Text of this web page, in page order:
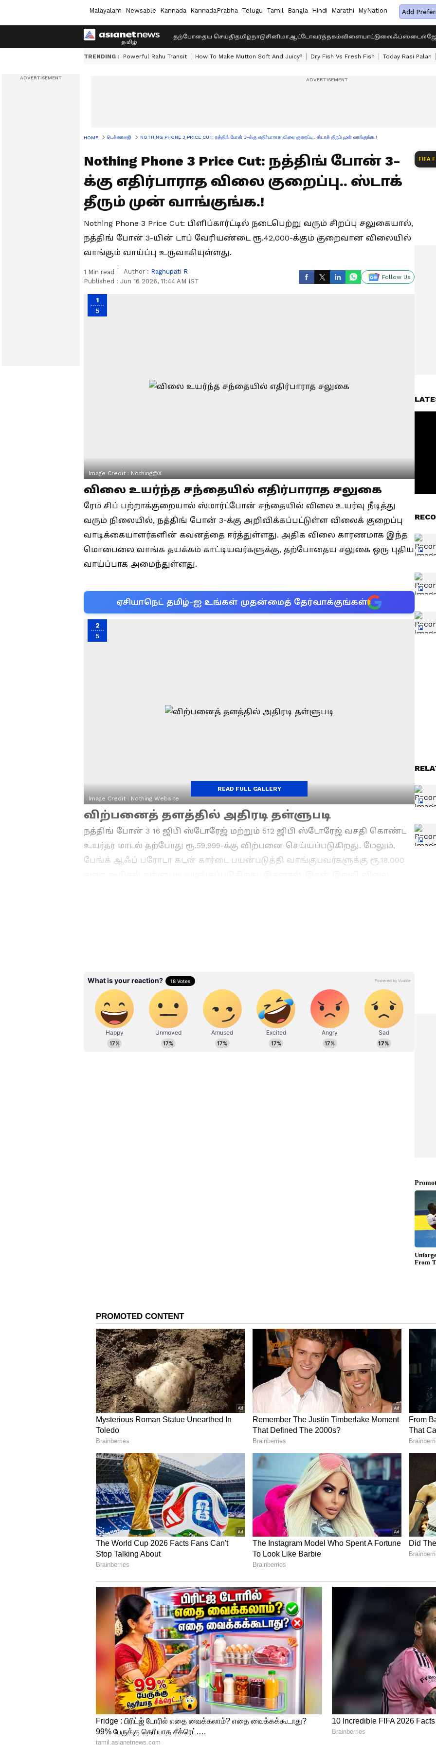
Malayalam Newsable Kannada KannadaPrabha Telugu Tamil Bangla Hindi Marathi MyNation Add
தற்போதைய செய்திதமிழ்நாடுசினிமாஆட்டோவர்த்தகம்விளையாட்டுலைஃப்ஸ்டைல்
TRENDING : Powerful Rahu Transit How To Make Mutton Soft And Juicy? Dry Fish Vs Fresh Fish Today Rasi Palan
HOME டெக்னாலஜி NOTHING PHONE 3 PRICE CUT: நத்திங் போன் 3-க்கு எதிர்பாராத விலை குறைப்பு.. ஸ்டாக் தீரும் முன் வாங்குங்க.!
Nothing Phone 3 Price Cut: நத்திங் போன் 3-
க்கு எதிர்பாராத விலை குறைப்பு.. ஸ்டாக்
தீரும் முன் வாங்குங்க.!
Nothing Phone 3 Price Cut: பிளிப்கார்ட்டில் நடைபெற்று வரும் சிறப்பு சலுகையால்,
நத்திங் போன் 3-யின் டாப் வேரியண்டை ரூ.42,000-க்கும் குறைவான விலையில்
வாங்கும் வாய்ப்பு உருவாகியுள்ளது.
1 Min read Author : Raghupati R
Published : Jun 16 2026, 11:44 AM IST
Follow Us
1
5
Image Credit :Nothing@X
விலை உயர்ந்த சந்தையில் எதிர்பாராத சலுகை
ரேம் சிப் பற்றாக்குறையால் ஸ்மார்ட்போன் சந்தையில் விலை உயர்வு நீடித்து
வரும் நிலையில், நத்திங் போன் 3-க்கு அறிவிக்கப்பட்டுள்ள விலைக் குறைப்பு
வாடிக்கையாளர்களின் கவனத்தை ஈர்த்துள்ளது. அதிக விலை காரணமாக இந்த
மொபைலை வாங்க தயக்கம் காட்டியவர்களுக்கு, தற்போதைய சலுகை ஒரு புதிய
வாய்ப்பாக அமைந்துள்ளது.
ஏசியாநெட் தமிழ்-ஐ உங்கள் முதன்மைத் தேர்வாக்குங்கள்
2
5
Image Credit : Nothing Website
விற்பனைத் தளத்தில் அதிரடி தள்ளுபடி
நத்திங் போன் 3 16 ஜிபி ஸ்டோரேஜ் மற்றும் 512 ஜிபி ஸ்டோரேஜ் வசதி கொண்ட
உயர்தர மாடல் தற்போது ரூ.59,999-க்கு விற்பனை செய்யப்படுகிறது. மேலும்,
பேங்க் ஆஃப் பரோடா கடன் கார்டை பயன்படுத்தி வாங்குபவர்களுக்கு ரூ.18,000
வரை.. 100 ரூபாய்க்குள்
அமேசானில் கிடைக்கும் 5
கேட்ஜெட்ஸ்!
8, 9-னு ஏன் இல்ல?
இதற்குப் பின்னால் உள்ள
காரணம் என்ன தெரியுமா?
மாற்றிக் கொடுப்பதன் மூலம் ரூ.15,200 வரை கூடுதல் தள்ளுபடியும் பெறும்
வாய்ப்பு உள்ளது.
4
5
Image Credit :Google
நத்திங் போன் 3-ன் முக்கிய அம்சங்கள்
தெளிவான பின்புற வடிவமைப்பு மற்றும் தனித்துவமான ஒளி அமைப்புடன்
இந்த மொபைல் அறிமுகப்படுத்தப்பட்டுள்ளது. இதில் சக்திவாய்ந்த செயலி, 120
ஹெர்ட்ஸ் புதுப்பிப்பு வீதம் கொண்ட 6.67 அங்குல ஒளிரும் திரை, தலா 50
மெகாபிக்சல் திறன் கொண்ட மூன்று கேமராக்கள், 5,500 மில்லி ஆம்பியர் திறன்
READ FULL GALLERY
FIFA